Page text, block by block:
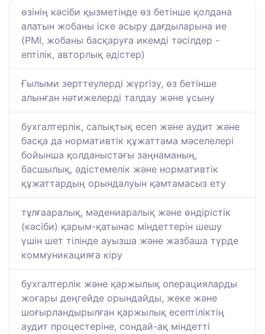
өзінің кәсіби қызметінде өз бетінше қолдана
алатын жобаны іске асыру дағдыларына ие
(PMI, жобаны басқаруға икемді тәсілдер -
ептілік, авторлық әдістер)
Ғылыми зерттеулерді жүргізу, өз бетінше
алынған нәтижелерді талдау және ұсыну
бухгалтерлік, салықтық есеп және аудит және
басқа да нормативтік құжаттама мәселелері
бойынша қолданыстағы заңнаманың,
басшылық, әдістемелік және нормативтік
құжаттардың орындалуын қамтамасыз ету
тұлғааралық, мәдениаралық және өндірістік
(кәсіби) қарым-қатынас міндеттерін шешу
үшін шет тілінде ауызша және жазбаша түрде
коммуникацияға кіру
бухгалтерлік және қаржылық операцияларды
жоғары деңгейде орындайды, жеке және
шоғырландырылған қаржылық есептіліктің
аудит процестеріне, сондай-ақ міндетті